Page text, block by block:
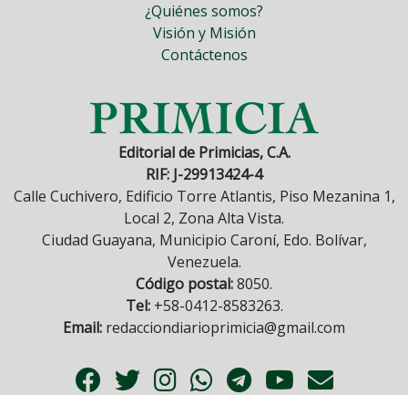
¿Quiénes somos?
Visión y Misión
Contáctenos
Editorial de Primicias, C.A.
RIF: J-29913424-4
Calle Cuchivero, Edificio Torre Atlantis, Piso Mezanina 1,
Local 2, Zona Alta Vista.
Ciudad Guayana, Municipio Caroní, Edo. Bolívar,
Venezuela.
Código postal:8050.
Tel:+58-0412-8583263.
Email: redacciondiarioprimicia@gmail.com